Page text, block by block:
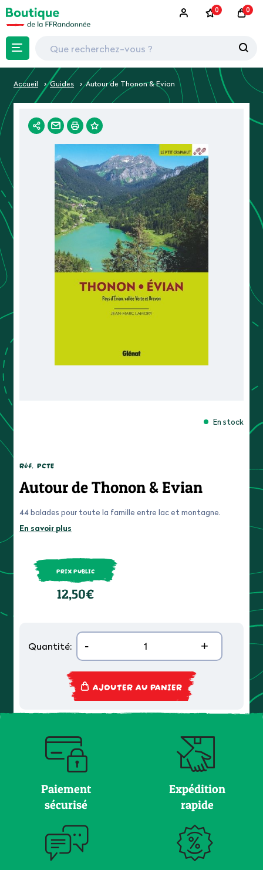
0 0
Accueil Guides Autour de Thonon & Evian
En stock
Réf. PCTE
Autour de Thonon & Evian
44 balades pour toute la famille entre lac et montagne.
En savoir plus
PRIX PUBLIC
12,50€
Quantité: - +
AJOUTER AU PANIER
Paiement
sécurisé
Expédition
rapide